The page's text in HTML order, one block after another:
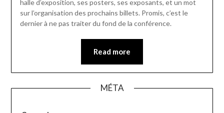
halle d’exposition, ses posters, ses exposants, et un mot
sur l’organisation des prochains billets. Promis, c’est le
dernier à ne pas traiter du fond de la conférence.
Read more
MÉTA